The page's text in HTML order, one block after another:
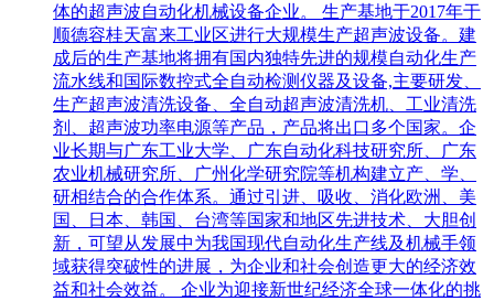
体的超声波自动化机械设备企业。 生产基地于2017年于
顺德容桂天富来工业区进行大规模生产超声波设备。建
成后的生产基地将拥有国内独特先进的规模自动化生产
流水线和国际数控式全自动检测仪器及设备,主要研发、
生产超声波清洗设备、全自动超声波清洗机、工业清洗
剂、超声波功率电源等产品，产品将出口多个国家。企
业长期与广东工业大学、广东自动化科技研究所、广东
农业机械研究所、广州化学研究院等机构建立产、学、
研相结合的合作体系。通过引进、吸收、消化欧洲、美
国、日本、韩国、台湾等国家和地区先进技术、大胆创
新，可望从发展中为我国现代自动化生产线及机械手领
域获得突破性的进展，为企业和社会创造更大的经济效
益和社会效益。 企业为迎接新世纪经济全球一体化的挑